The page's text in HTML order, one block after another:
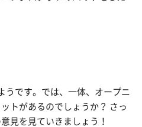
うです。では、一体、オープニ
トがあるのでしょうか？ さっ
見を見ていきましょう！